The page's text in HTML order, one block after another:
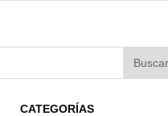
CATEGORÍAS